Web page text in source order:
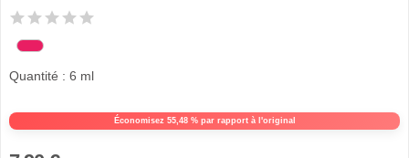
Économisez 55,48 % par rapport à l'original
Quantité : 6 ml